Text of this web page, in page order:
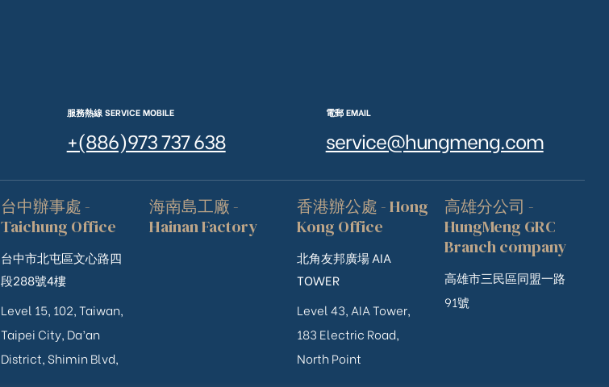
服務熱線 SERVICE MOBILE
+(886)973 737 638
電郵 EMAIL
service@hungmeng.com
台中辦事處 -
Taichung Office
台中市北屯區文心路四
段288號4樓
Level 15, 102, Taiwan,
Taipei City, Da’an
District, Shimin Blvd,
海南島工廠 -
Hainan Factory
香港辦公處 - Hong
Kong Office
北角友邦廣場 AIA
TOWER
Level 43, AIA Tower,
183 Electric Road,
North Point
高雄分公司 -
HungMeng GRC
Branch company
高雄市三民區同盟一路
91號